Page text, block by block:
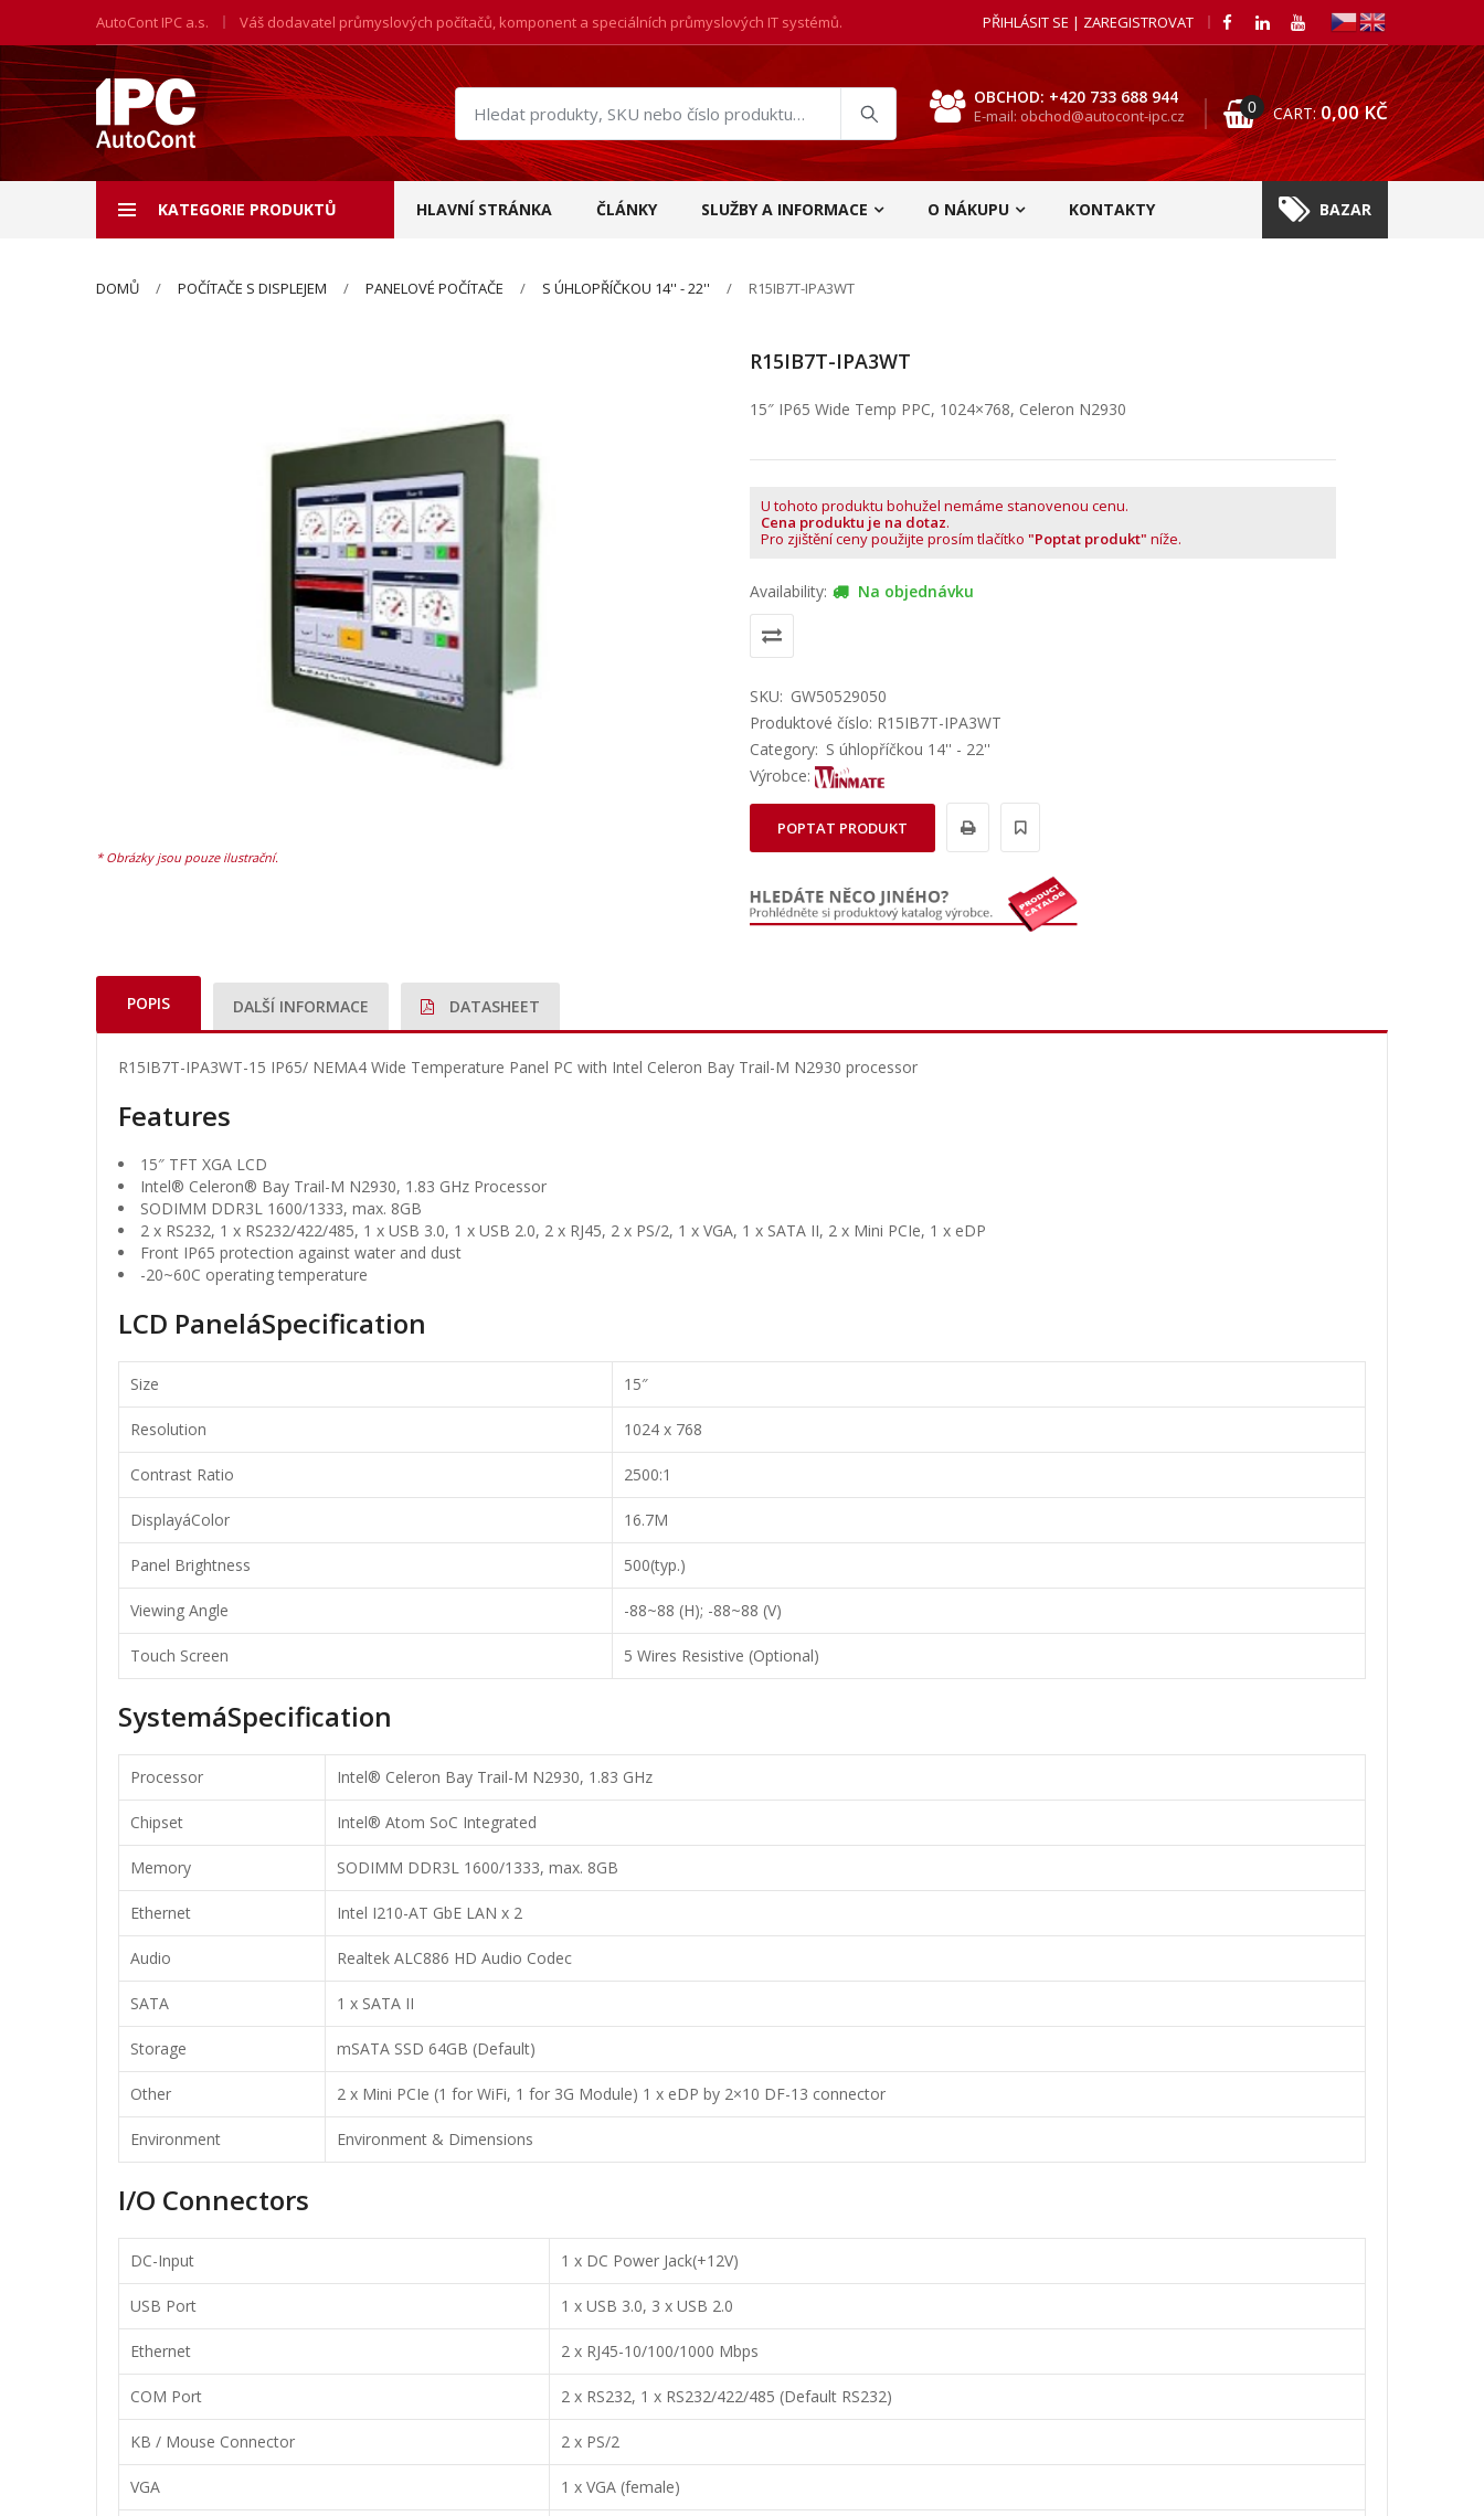
AutoCont IPC a.s. Váš dodavatel průmyslových počítačů, komponent a speciálních průmyslových IT systémů. PŘIHLÁSIT SE | ZAREGISTROVAT
Hledat
produkty
OBCHOD: +420 733 688 944
E-mail: obchod@autocont-ipc.cz 0 CART: 0,00KČ
KATEGORIE PRODUKTŮ HLAVNÍ STRÁNKA ČLÁNKY SLUŽBY A INFORMACE O NÁKUPU KONTAKTY BAZAR
DOMŮ POČÍTAČE S DISPLEJEM PANELOVÉ POČÍTAČE S ÚHLOPŘÍČKOU 14'' - 22'' R15IB7T-IPA3WT
R15IB7T-IPA3WT
15″ IP65 Wide Temp PPC, 1024×768, Celeron N2930
U tohoto produktu bohužel nemáme stanovenou cenu.
Cena produktu je na dotaz.
Pro zjištění ceny použijte prosím tlačítko "Poptat produkt" níže.
Availability: Na objednávku
SKU: GW50529050
Produktové číslo: R15IB7T-IPA3WT
Category: S úhlopříčkou 14'' - 22''
Výrobce:
POPTAT PRODUKT
POPIS DALŠÍ INFORMACE DATASHEET
R15IB7T-IPA3WT-15 IP65/ NEMA4 Wide Temperature Panel PC with Intel Celeron Bay Trail-M N2930 processor
Features
15″ TFT XGA LCD
Intel® Celeron® Bay Trail-M N2930, 1.83 GHz Processor
SODIMM DDR3L 1600/1333, max. 8GB
2 x RS232, 1 x RS232/422/485, 1 x USB 3.0, 1 x USB 2.0, 2 x RJ45, 2 x PS/2, 1 x VGA, 1 x SATA II, 2 x Mini PCIe, 1 x eDP
Front IP65 protection against water and dust
-20~60C operating temperature
LCD PaneláSpecification
Size 15″
Resolution 1024 x 768
Contrast Ratio 2500:1
DisplayáColor 16.7M
Panel Brightness 500(typ.)
Viewing Angle -88~88 (H); -88~88 (V)
Touch Screen 5 Wires Resistive (Optional)
SystemáSpecification
Processor Intel® Celeron Bay Trail-M N2930, 1.83 GHz
Chipset Intel® Atom SoC Integrated
Memory SODIMM DDR3L 1600/1333, max. 8GB
Ethernet Intel I210-AT GbE LAN x 2
Audio Realtek ALC886 HD Audio Codec
SATA 1 x SATA II
Storage mSATA SSD 64GB (Default)
Other 2 x Mini PCIe (1 for WiFi, 1 for 3G Module) 1 x eDP by 2×10 DF-13 connector
Environment Environment & Dimensions
I/O Connectors
DC-Input 1 x DC Power Jack(+12V)
USB Port 1 x USB 3.0, 3 x USB 2.0
Ethernet 2 x RJ45-10/100/1000 Mbps
COM Port 2 x RS232, 1 x RS232/422/485 (Default RS232)
KB / Mouse Connector 2 x PS/2
VGA 1 x VGA (female)